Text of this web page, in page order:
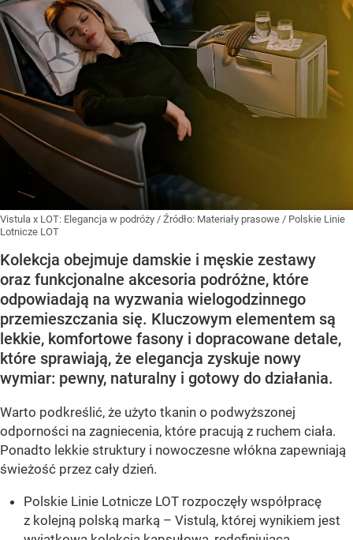
Vistula x LOT: Elegancja w podróży / Źródło: Materiały prasowe / Polskie Linie
Lotnicze LOT
Kolekcja obejmuje damskie i męskie zestawy
oraz funkcjonalne akcesoria podróżne, które
odpowiadają na wyzwania wielogodzinnego
przemieszczania się. Kluczowym elementem są
lekkie, komfortowe fasony i dopracowane detale,
które sprawiają, że elegancja zyskuje nowy
wymiar: pewny, naturalny i gotowy do działania.
Warto podkreślić, że użyto tkanin o podwyższonej
odporności na zagniecenia, które pracują z ruchem ciała.
Ponadto lekkie struktury i nowoczesne włókna zapewniają
świeżość przez cały dzień.
Polskie Linie Lotnicze LOT rozpoczęły współpracę
z kolejną polską marką – Vistulą, której wynikiem jest